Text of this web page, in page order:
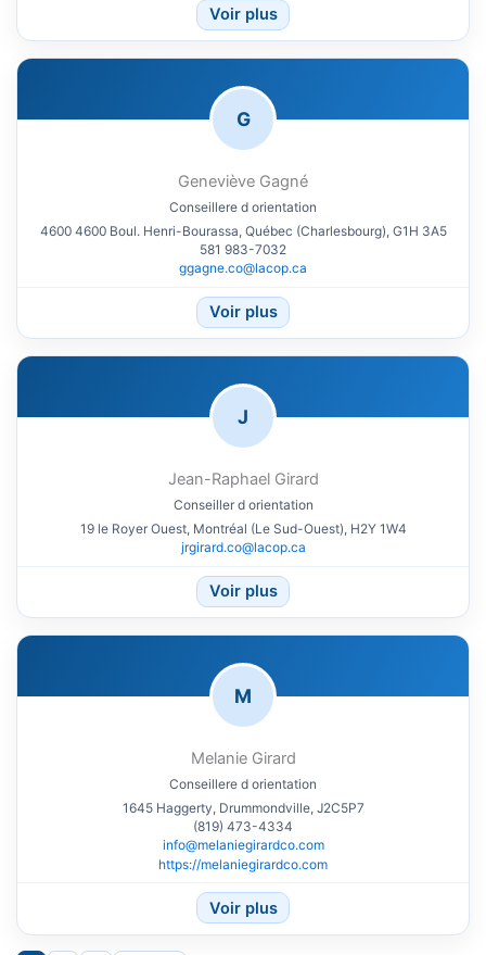
Voir plus
G
Geneviève Gagné
Conseillere d orientation
4600 4600 Boul. Henri-Bourassa, Québec (Charlesbourg), G1H 3A5
581 983-7032
ggagne.co@lacop.ca
Voir plus
J
Jean-Raphael Girard
Conseiller d orientation
19 le Royer Ouest, Montréal (Le Sud-Ouest), H2Y 1W4
jrgirard.co@lacop.ca
Voir plus
M
Melanie Girard
Conseillere d orientation
1645 Haggerty, Drummondville, J2C5P7
(819) 473-4334
info@melaniegirardco.com
https://melaniegirardco.com
Voir plus